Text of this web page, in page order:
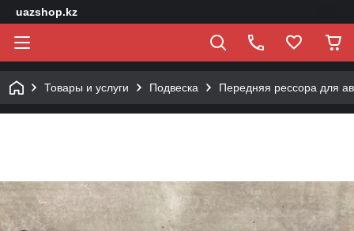
uazshop.kz
Товары и услуги Подвеска Передняя рессора для